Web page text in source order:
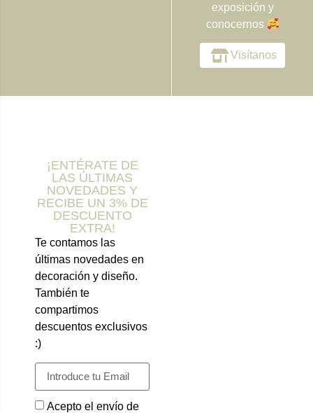
exposición y
conocernos
Visítanos
¡ENTÉRATE DE
LAS ÚLTIMAS
NOVEDADES Y
RECIBE UN 3% DE
DESCUENTO
EXTRA!
Te contamos las
últimas novedades en
decoración y diseño.
También te
compartimos
descuentos exclusivos
:)
Acepto el envío de